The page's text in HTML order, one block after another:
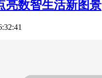
亮数智生活新图景